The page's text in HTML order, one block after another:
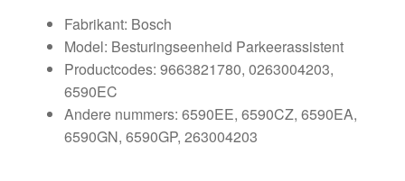
Fabrikant: Bosch
Model: Besturingseenheid Parkeerassistent
Productcodes: 9663821780, 0263004203,
6590EC
Andere nummers: 6590EE, 6590CZ, 6590EA,
6590GN, 6590GP, 263004203